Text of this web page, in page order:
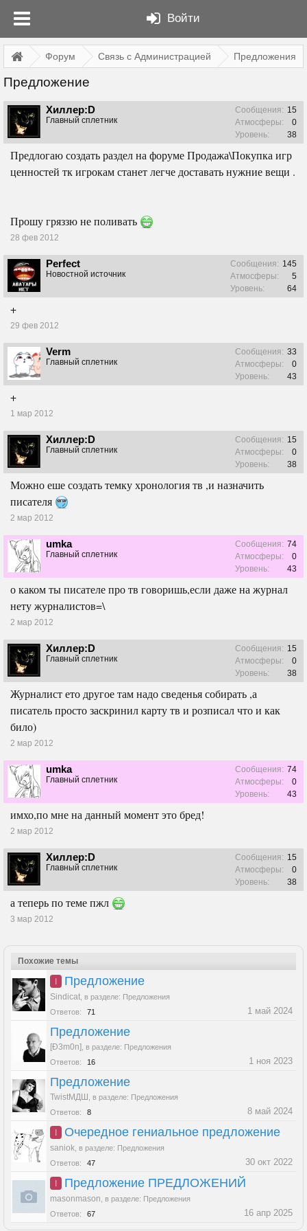
Войти
Форум Связь с Администрацией Предложения
Предложение
Хиллер:D
Главный сплетник
Сообщения: 15
Атмосферы:
0
Уровень:
38
Предлогаю создать раздел на форуме Продажа\Покупка игр
ценностей тк игрокам станет легче доставать нужние вещи .
Прошу гряззю не поливать
28 фев 2012
Perfect
Новостной источник
Сообщения: 145
Атмосферы:
5
Уровень:
64
+
29 фев 2012
Verm
Главный сплетник
Сообщения: 33
Атмосферы:
0
Уровень:
43
+
1 мар 2012
Хиллер:D
Главный сплетник
Сообщения: 15
Атмосферы:
0
Уровень:
38
Можно еше создать темку хронология тв ,и назначить
писателя
2 мар 2012
umka
Главный сплетник
Сообщения: 74
Атмосферы:
0
Уровень:
43
о каком ты писателе про тв говоришь,если даже на журнал
нету журналистов=\
2 мар 2012
Хиллер:D
Главный сплетник
Сообщения: 15
Атмосферы:
0
Уровень:
38
Журналист ето другое там надо сведенья собирать ,а
писатель просто заскринил карту тв и розписал что и как
било)
2 мар 2012
umka
Главный сплетник
Сообщения: 74
Атмосферы:
0
Уровень:
43
имхо,по мне на данный момент это бред!
2 мар 2012
Хиллер:D
Главный сплетник
Сообщения: 15
Атмосферы:
0
Уровень:
38
а теперь по теме пжл
3 мар 2012
Похожие темы
I Предложение
Sindicat в разделе: Предложения
Ответов:
71 1 май 2024
Предложение
[Ð3m0n] в разделе: Предложения
Ответов:
16 1 ноя 2023
Предложение
TwistМДШ в разделе: Предложения
Ответов:
8 8 май 2024
I Очередное гениальное предложение
saniok в разделе: Предложения
Ответов:
47 30 окт 2022
I Предложение ПРЕДЛОЖЕНИЙ
masonmason в разделе: Предложения
Ответов:
67 16 апр 2025